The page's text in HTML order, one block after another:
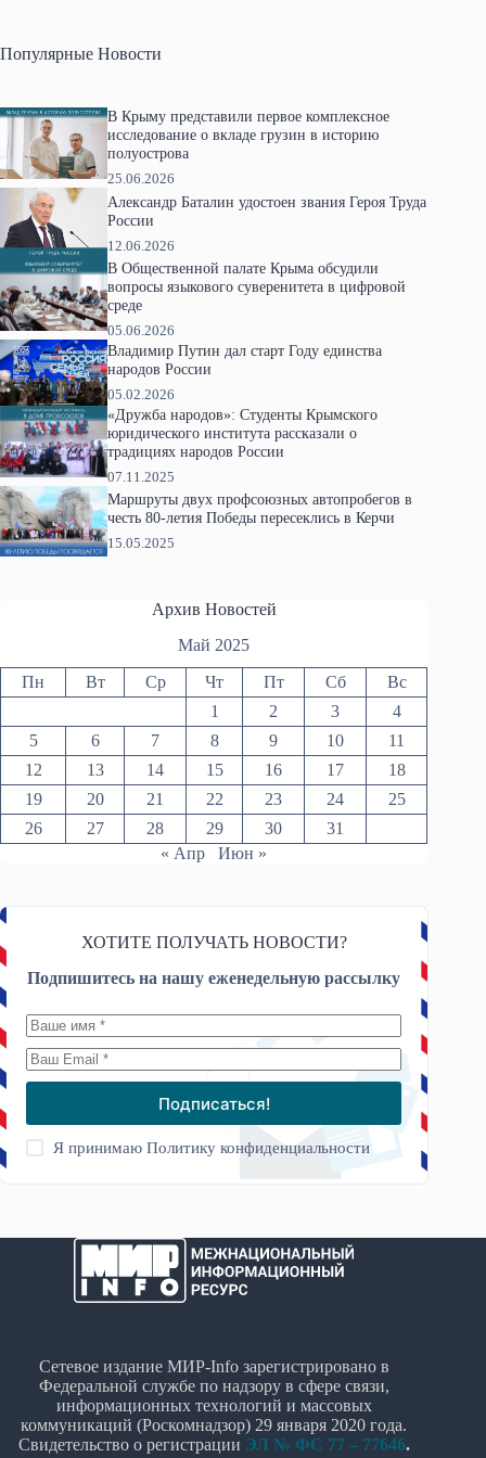
Популярные Новости
В Крыму представили первое комплексное
исследование о вкладе грузин в историю
полуострова
25.06.2026
Александр Баталин удостоен звания Героя Труда
России
12.06.2026
В Общественной палате Крыма обсудили
вопросы языкового суверенитета в цифровой
среде
05.06.2026
Владимир Путин дал старт Году единства
народов России
05.02.2026
«Дружба народов»: Студенты Крымского
юридического института рассказали о
традициях народов России
07.11.2025
Маршруты двух профсоюзных автопробегов в
честь 80-летия Победы пересеклись в Керчи
15.05.2025
Архив Новостей
Май 2025
Пн Вт Ср Чт Пт Сб
Вс
1
2 3
4
5
6 7 8 9 10
11
12
13 14 15 16 17
18
19
20 21 22 23 24
25
26
27 28 29 30
31
« Апр
Июн »
ХОТИТЕ ПОЛУЧАТЬ НОВОСТИ?
Подпишитесь на нашу еженедельную рассылку
Подписаться!
Я принимаюПолитику конфиденциальности
Сетевое издание МИР-Info зарегистрировано в
Федеральной службе по надзору в сфере связи,
информационных технологий и массовых
коммуникаций (Роскомнадзор) 29 января 2020 года.
Свидетельство о регистрации ЭЛ № ФС 77 – 77646.